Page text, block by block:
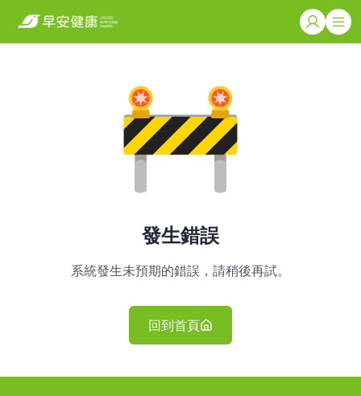
發生錯誤
系統發生未預期的錯誤，請稍後再試。
回到首頁